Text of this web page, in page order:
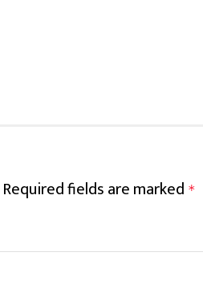
Required fields are marked *